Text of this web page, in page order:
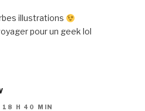
illustrations
pour un geek lol
18 H 40 MIN